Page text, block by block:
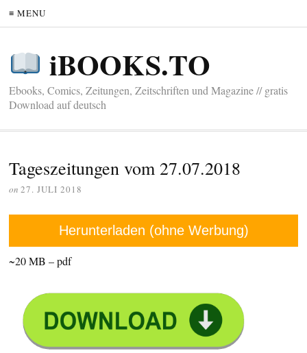
≡ MENU
iBOOKS.TO
Ebooks, Comics, Zeitungen, Zeitschriften und Magazine // gratis
Download auf deutsch
Tageszeitungen vom 27.07.2018
on 27. JULI 2018
Herunterladen (ohne Werbung)
~20 MB – pdf